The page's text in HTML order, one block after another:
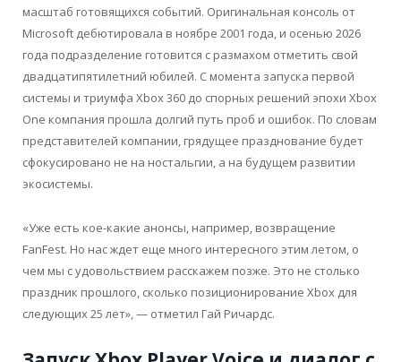
масштаб готовящихся событий. Оригинальная консоль от
Microsoft дебютировала в ноябре 2001 года, и осенью 2026
года подразделение готовится с размахом отметить свой
двадцатипятилетний юбилей. С момента запуска первой
системы и триумфа Xbox 360 до спорных решений эпохи Xbox
One компания прошла долгий путь проб и ошибок. По словам
представителей компании, грядущее празднование будет
сфокусировано не на ностальгии, а на будущем развитии
экосистемы.
«Уже есть кое-какие анонсы, например, возвращение
FanFest. Но нас ждет еще много интересного этим летом, о
чем мы с удовольствием расскажем позже. Это не столько
праздник прошлого, сколько позиционирование Xbox для
следующих 25 лет», — отметил Гай Ричардс.